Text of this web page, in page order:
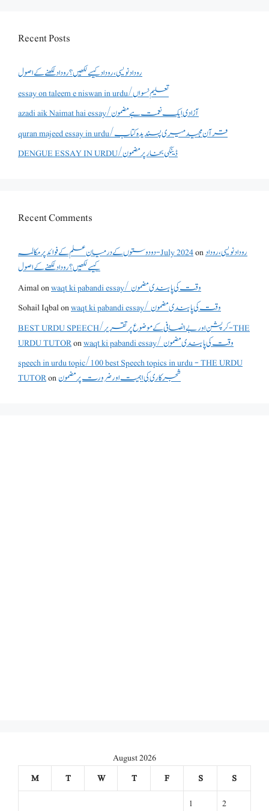
Recent Posts
روداد نویسی ،روداد کیسے لکھیں؟ روداد لکھنے کے اصول
essay on taleem e niswan in urdu/تعلیم نسواں
azadi aik Naimat hai essay/آزادی ایک نعمت ہے مضمون
quran majeed essay in urdu/قرآن مجید میری پسندیدہ کتاب
DENGUE ESSAY IN URDU/ڈینگی بخار پر مضمون
Recent Comments
دو دوستوں کے درمیان علم کے فوائد پر مکالمہ - July 2024onروداد نویسی ،روداد
کیسے لکھیں؟ روداد لکھنے کے اصول
Aimalon
waqt ki pabandi essay/ وقت کی پابندی مضمون
Sohail Iqbalon
waqt ki pabandi essay/ وقت کی پابندی مضمون
BEST URDU SPEECH/کرپشن اور بے انصافی کے موضوع پر تقریر - THE
URDU TUTORon
waqt ki pabandi essay/ وقت کی پابندی مضمون
speech in urdu topic/100 best Speech topics in urdu - THE URDU
TUTORonشجرکاری کی اہمیت اور ضرورت پر مضمون
August 2026
M
T W T F S
S
1
2